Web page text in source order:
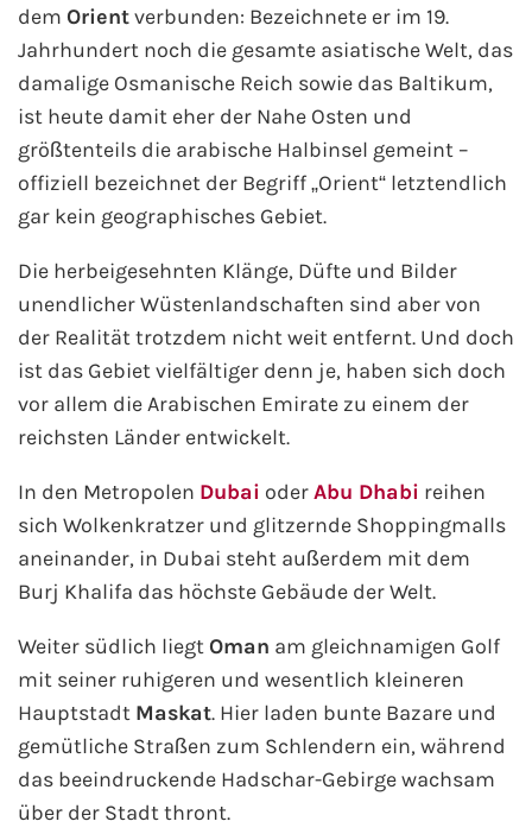
Weltreise-Kreuzfahrt
Reedereien
AIDA Cruises
TUI Cruises
Costa Kreuzfahrten
Phoenix Reisen
Hapag-Lloyd Cruises
Cunard Line
Hurtigruten
Royal Caribbean International
PLANTOURS Kreuzfahrten
dem Orientverbunden: Bezeichnete er im 19.
Jahrhundert noch die gesamte asiatische Welt, das
damalige Osmanische Reich sowie das Baltikum,
ist heute damit eher der Nahe Osten und
größtenteils die arabische Halbinsel gemeint –
offiziell bezeichnet der Begriff „Orient“ letztendlich
gar kein geographisches Gebiet.
Die herbeigesehnten Klänge, Düfte und Bilder
unendlicher Wüstenlandschaften sind aber von
der Realität trotzdem nicht weit entfernt. Und doch
ist das Gebiet vielfältiger denn je, haben sich doch
vor allem die Arabischen Emirate zu einem der
reichsten Länder entwickelt.
In den Metropolen Dubai oderAbu Dhabi reihen
sich Wolkenkratzer und glitzernde Shoppingmalls
aneinander, in Dubai steht außerdem mit dem
Burj Khalifa das höchste Gebäude der Welt.
Weiter südlich liegt Oman am gleichnamigen Golf
mit seiner ruhigeren und wesentlich kleineren
Hauptstadt Maskat. Hier laden bunte Bazare und
gemütliche Straßen zum Schlendern ein, während
das beeindruckende Hadschar-Gebirge wachsam
über der Stadt thront.